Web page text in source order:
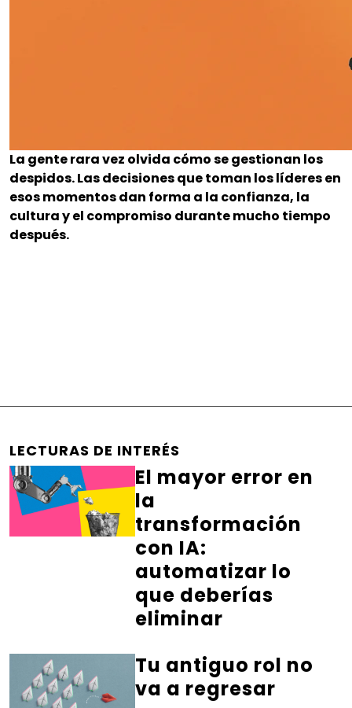
La gente rara vez olvida cómo se gestionan los
despidos. Las decisiones que toman los líderes en
esos momentos dan forma a la confianza, la
cultura y el compromiso durante mucho tiempo
después.
LECTURAS DE INTERÉS
El mayor error en
la
transformación
con IA:
automatizar lo
que deberías
eliminar
Tu antiguo rol no
va a regresar